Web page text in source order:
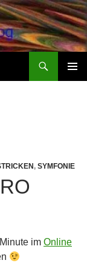
, SYMFONIE
im Online